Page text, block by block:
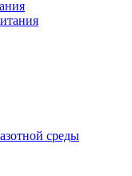
среды